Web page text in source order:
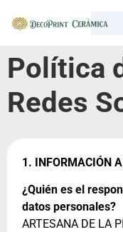
Política
Redes
1. INFORMACIÓN
¿Quién es el
datos personales?
ARTESANA DE LA